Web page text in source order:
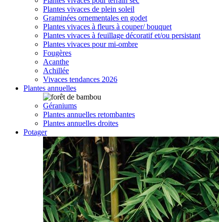
Plantes vivaces de plein soleil
Graminées ornementales en godet
Plantes vivaces à fleurs à couper/ bouquet
Plantes vivaces à feuillage décoratif et/ou persistant
Plantes vivaces pour mi-ombre
Fougères
Acanthe
Achillée
Vivaces tendances 2026
Plantes annuelles
Géraniums
Plantes annuelles retombantes
Plantes annuelles droites
Potager